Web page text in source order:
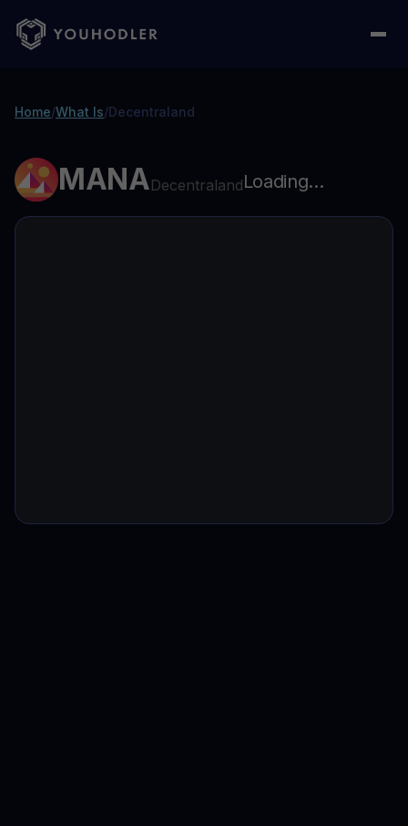
Home/What Is/Decentraland
MANADecentralandLoading...